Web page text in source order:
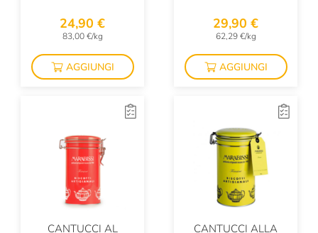
24,90 €
83,00 €/kg
AGGIUNGI
29,90 €
62,29 €/kg
AGGIUNGI
CANTUCCI AL
CANTUCCI ALLA